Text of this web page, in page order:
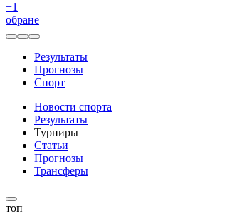
+1
обране
Результаты
Прогнозы
Спорт
Новости спорта
Результаты
Турниры
Статьи
Прогнозы
Трансферы
топ